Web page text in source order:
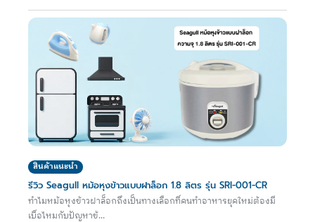
สินค้าแนะนำ
รีวิว Seagull หม้อหุงข้าวแบบฝาล็อก 1.8 ลิตร รุ่น SRI-001-CR
ทำไมหม้อหุงข้าวฝาล็อกถึงเป็นทางเลือกที่คนทำอาหารยุคใหม่ต้องมี
เบื่อไหมกับปัญหาข้...